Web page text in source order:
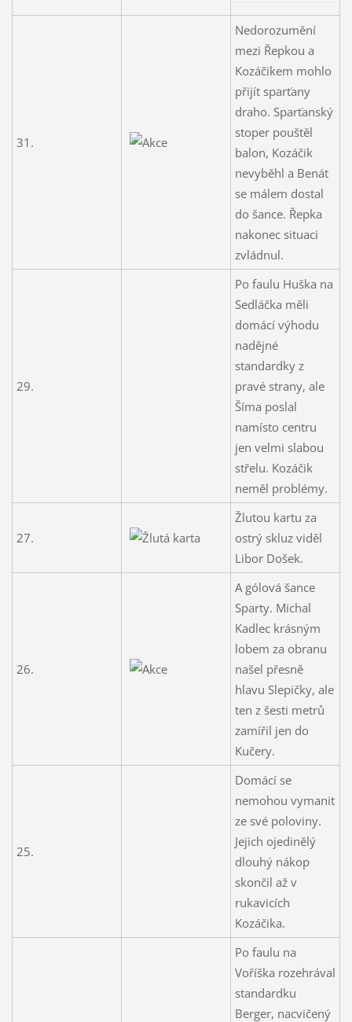
31.
Nedorozumění
mezi Řepkou a
Kozáčikem mohlo
přijít sparťany
draho. Sparťanský
stoper pouštěl
balon, Kozáčik
nevyběhl a Benát
se málem dostal
do šance. Řepka
nakonec situaci
zvládnul.
29.
Po faulu Huška na
Sedláčka měli
domácí výhodu
nadějné
standardky z
pravé strany, ale
Šíma poslal
namísto centru
jen velmi slabou
střelu. Kozáčik
neměl problémy.
27.
Žlutou kartu za
ostrý skluz viděl
Libor Došek.
26.
A gólová šance
Sparty. Michal
Kadlec krásným
lobem za obranu
našel přesně
hlavu Slepičky, ale
ten z šesti metrů
zamířil jen do
Kučery.
25.
Domácí se
nemohou vymanit
ze své poloviny.
Jejich ojedinělý
dlouhý nákop
skončil až v
rukavicích
Kozáčika.
Po faulu na
Voříška rozehrával
standardku
Berger, nacvičený